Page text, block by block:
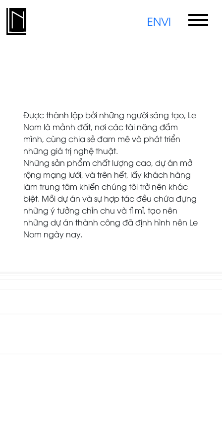
ENVI
Được thành lập bởi những người sáng tạo, Le
Nom là mảnh đất, nơi các tài năng đắm
mình, cùng chia sẻ đam mê và phát triển
những giá trị nghệ thuật.
Những sản phẩm chất lượng cao, dự án mở
rộng mạng lưới, và trên hết, lấy khách hàng
làm trung tâm khiến chúng tôi trở nên khác
biệt. Mỗi dự án và sự hợp tác đều chứa đựng
những ý tưởng chỉn chu và tỉ mỉ, tạo nên
những dự án thành công đã định hình nên Le
Nom ngày nay.